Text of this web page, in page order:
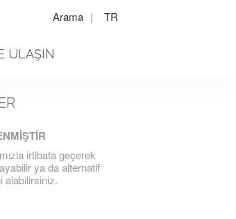
Arama | TR
ULAŞIN
irtibata geçerek
ya da alternatif
alabilirsiniz.